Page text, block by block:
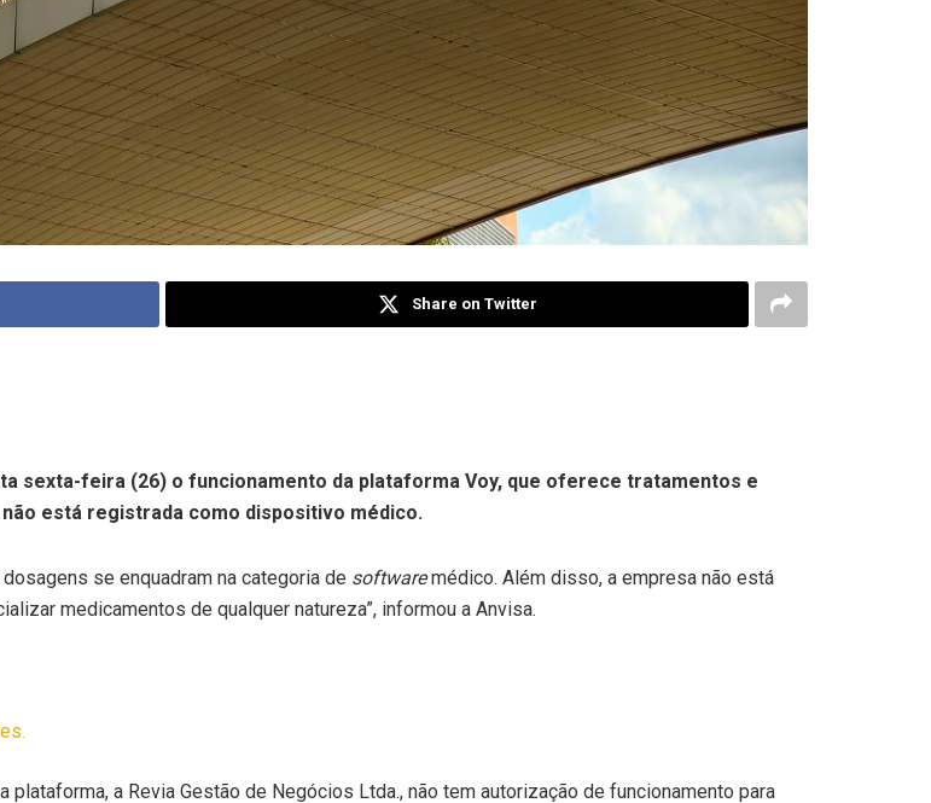
Share on Twitter
sexta-feira (26) o funcionamento da plataforma Voy, que oferece tratamentos e
está registrada como dispositivo médico.
se enquadram na categoria de softwaremédico. Além disso, a empresa não está
medicamentos de qualquer natureza”, informou a Anvisa.
a Revia Gestão de Negócios Ltda., não tem autorização de funcionamento para